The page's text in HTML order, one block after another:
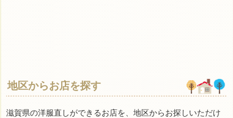
地区からお店を探す
滋賀県の洋服直しができるお店を、地区からお探しいただけ